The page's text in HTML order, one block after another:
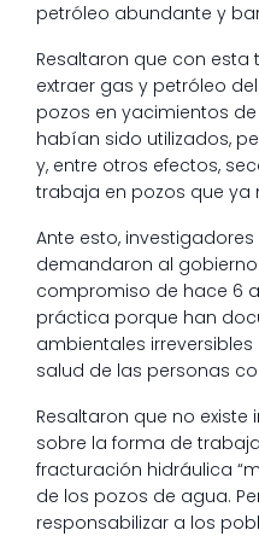
petróleo abundante y
Resaltaron que con
extraer gas y petróleo
pozos en yacimientos
habían sido utilizados,
y, entre otros efectos,
trabaja en pozos que ya
Ante esto,
demandaron al
compromiso de hace 6
práctica porque han
ambientales
salud de las personas
Resaltaron que no
sobre la forma de
fracturación hidráulica
de los pozos de agua.
responsabilizar a los